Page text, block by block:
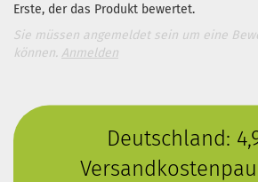
Erste, der das Produkt bewertet.
Sie müssen angemeldet sein um eine
können. Anmelden
Deutschland: